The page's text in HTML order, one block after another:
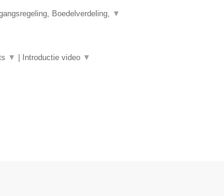
Boedelverdeling, ▼
▼ Introductie video ▼